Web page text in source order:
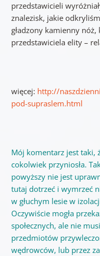
przedstawicieli
znalezisk, jakie
gładzony kamienny nóż,
przedstawiciela elity –
więcej: http://
pod-supraslem.html
Mój komentarz jest taki,
cokolwiek przyniosła.
powyższy nie jest
tutaj dotrzeć i wymrzeć
w głuchym lesie w
Oczywiście mogła
społecznych, ale nie
przedmiotów
wędrowców, lub przez